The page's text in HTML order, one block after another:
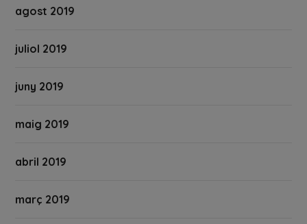
agost 2019
juliol 2019
juny 2019
maig 2019
abril 2019
març 2019